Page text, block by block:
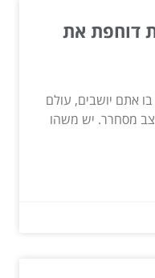
דוחפת את
אתם יושבים, עולם
מסחרר. יש משהו